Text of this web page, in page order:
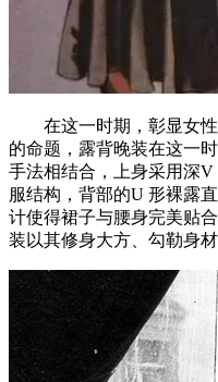
在这一时期，彰显女性
的命题，露背晚装在这一
手法相结合，上身采用深
服结构，背部的U 形裸露
计使得裙子与腰身完美贴
装以其修身大方、勾勒身